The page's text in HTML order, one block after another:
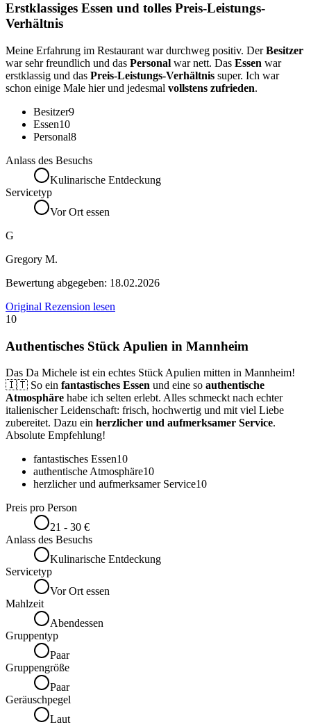
Erstklassiges Essen und tolles Preis-Leistungs-
Verhältnis
Meine Erfahrung im Restaurant war durchweg positiv. DerBesitzer
war sehr freundlich und das Personal war nett. Das Essen war
erstklassig und das Preis-Leistungs-Verhältnis super. Ich war
schon einige Male hier und jedesmal vollstens zufrieden.
Besitzer9
Essen10
Personal8
Anlass des Besuchs
Kulinarische Entdeckung
Servicetyp
Vor Ort essen
G
Gregory M.
Bewertung abgegeben: 18.02.2026
Original Rezension lesen
10
Authentisches Stück Apulien in Mannheim
Das Da Michele ist ein echtes Stück Apulien mitten in Mannheim!
🇮🇹 So ein fantastisches Essen und eine so authentische
Atmosphäre habe ich selten erlebt. Alles schmeckt nach echter
italienischer Leidenschaft: frisch, hochwertig und mit viel Liebe
zubereitet. Dazu ein herzlicher und aufmerksamer Service.
Absolute Empfehlung!
fantastisches Essen10
authentische Atmosphäre10
herzlicher und aufmerksamer Service10
Preis pro Person
21 - 30 €
Anlass des Besuchs
Kulinarische Entdeckung
Servicetyp
Vor Ort essen
Mahlzeit
Abendessen
Gruppentyp
Paar
Gruppengröße
Paar
Geräuschpegel
Laut